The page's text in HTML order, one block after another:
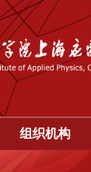
组织机构